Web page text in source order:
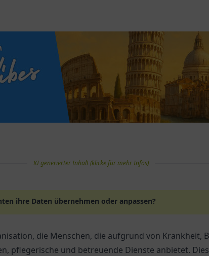
KI generierter Inhalt (klicke für mehr Infos)
ihre Daten übernehmen oder anpassen?
die Menschen, die aufgrund von Krankheit,
pflegerische und betreuende Dienste anbietet.